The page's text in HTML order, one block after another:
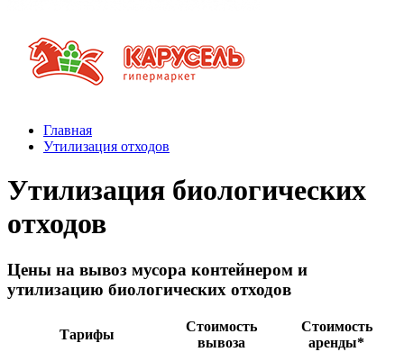
Главная
Утилизация отходов
Утилизация биологических
отходов
Цены на вывоз мусора контейнером и
утилизацию биологических отходов
Тарифы
Стоимость
вывоза
Стоимость
аренды*